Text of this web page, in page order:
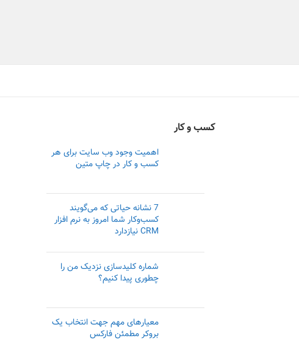
کسب و کار
اهمیت وجود وب سایت برای هر
کسب و کار در چاپ متین
7 نشانه حیاتی که می‌گویند
کسب‌وکار شما امروز به نرم افزار
CRM نیازدارد
شماره کلیدسازی نزدیک من را
چطوری پیدا کنیم؟
معیار‌های مهم جهت انتخاب یک
بروکر مطمئن فارکس